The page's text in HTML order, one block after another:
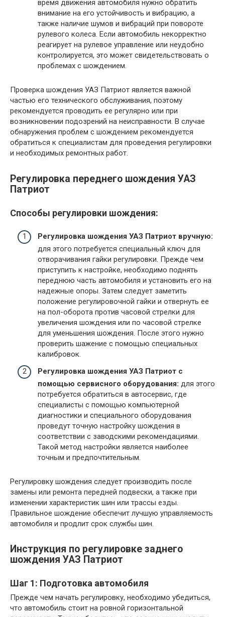
время движения автомобиля нужно обратить
внимание на его устойчивость и вибрацию, а
также наличие шумов и вибраций при повороте
рулевого колеса. Если автомобиль некорректно
реагирует на рулевое управление или неудобно
контролируется, это может свидетельствовать о
проблемах с шождением.
Проверка шождения УАЗ Патриот является важной
частью его технического обслуживания, поэтому
рекомендуется проводить ее регулярно или при
возникновении подозрений на неисправности. В случае
обнаружения проблем с шождением рекомендуется
обратиться к специалистам для проведения регулировки
и необходимых ремонтных работ.
Регулировка переднего шождения УАЗ
Патриот
Способы регулировки шождения:
Регулировка шождения УАЗ Патриот вручную:
для этого потребуется специальный ключ для
отворачивания гайки регулировки. Прежде чем
приступить к настройке, необходимо поднять
переднюю часть автомобиля и установить его на
надежные опоры. Затем следует заметить
положение регулировочной гайки и отвернуть ее
на пол-оборота против часовой стрелки для
увеличения шождения или по часовой стрелке
для уменьшения шождения. После этого нужно
проверить шажение с помощью специальных
калибровок.
Регулировка шождения УАЗ Патриот с
помощью сервисного оборудования: для этого
потребуется обратиться в автосервис, где
специалисты с помощью компьютерной
диагностики и специального оборудования
проведут точную настройку шождения в
соответствии с заводскими рекомендациями.
Такой метод настройки является наиболее
точным и предпочтительным.
Регулировку шождения следует производить после
замены или ремонта передней подвески, а также при
изменении характеристик шин или трассы езды.
Правильное шождение обеспечит лучшую управляемость
автомобиля и продлит срок службы шин.
Инструкция по регулировке заднего
шождения УАЗ Патриот
Шаг 1: Подготовка автомобиля
Прежде чем начать регулировку, необходимо убедиться,
что автомобиль стоит на ровной горизонтальной